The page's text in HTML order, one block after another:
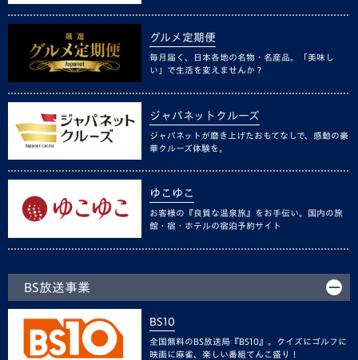
グルメ定期便
毎月届く、日本各地の名物・名産品。「美味し
い」で生活を変えませんか？
ジャパネットクルーズ
ジャパネットが磨き上げたおもてなしで、感動の豪
華クルーズ体験を。
ゆこゆこ
お客様の『良質な温泉旅』をお手伝い。国内の旅
館・宿・ホテルの宿泊予約サイト
BS放送事業
BS10
全国無料のBS放送局『BS10』。クイズにゴルフに
映画に麻雀、楽しい番組てんこ盛り！